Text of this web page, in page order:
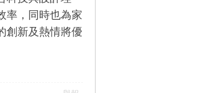
率，同時也為家
創新及熱情將優